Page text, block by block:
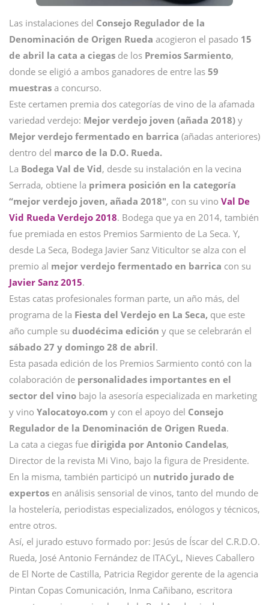
Las instalaciones del Consejo Regulador de la
Denominación de Origen Rueda acogieron el pasado 15
de abril la cata a ciegas de los Premios Sarmiento,
donde se eligió a ambos ganadores de entre las 59
muestras a concurso.
Este certamen premia dos categorías de vino de la afamada
variedad verdejo: Mejor verdejo joven (añada 2018) y
Mejor verdejo fermentado en barrica (añadas anteriores)
dentro del marco de la D.O. Rueda.
La Bodega Val de Vid, desde su instalación en la vecina
Serrada, obtiene la primera posición en la categoría
“mejor verdejo joven, añada 2018″, con su vino Val De
Vid Rueda Verdejo 2018. Bodega que ya en 2014, también
fue premiada en estos Premios Sarmiento de La Seca. Y,
desde La Seca, Bodega Javier Sanz Viticultor se alza con el
premio al mejor verdejo fermentado en barrica con su
Javier Sanz 2015.
Estas catas profesionales forman parte, un año más, del
programa de la Fiesta del Verdejo en La Seca, que este
año cumple su duodécima edición y que se celebrarán el
sábado 27 y domingo 28 de abril.
Esta pasada edición de los Premios Sarmiento contó con la
colaboración de personalidades importantes en el
sector del vino bajo la asesoría especializada en marketing
y vino Yalocatoyo.com y con el apoyo del Consejo
Regulador de la Denominación de Origen Rueda.
La cata a ciegas fue dirigida por Antonio Candelas,
Director de la revista Mi Vino, bajo la figura de Presidente.
En la misma, también participó un nutrido jurado de
expertos en análisis sensorial de vinos, tanto del mundo de
la hostelería, periodistas especializados, enólogos y técnicos,
entre otros.
Así, el jurado estuvo formado por: Jesús de Íscar del C.R.D.O.
Rueda, José Antonio Fernández de ITACyL, Nieves Caballero
de El Norte de Castilla, Patricia Regidor gerente de la agencia
Pintan Copas Comunicación, Inma Cañibano, escritora